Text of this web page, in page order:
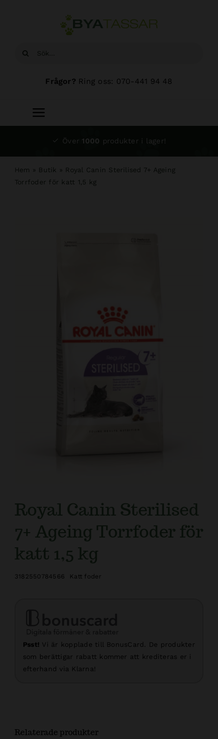
Sök
Frågor? Ring oss: 070-441 94 48
Toggle
Navigation
Hundsalong
Över 1000 produkter i lager!
Hem » Butik » Royal Canin Sterilised 7+ Ageing
Torrfoder för katt 1,5 kg
Royal Canin Sterilised
7+ Ageing Torrfoder för
katt 1,5 kg
3182550784566 Katt foder
Psst! Vi är kopplade till BonusCard. De produkter
som berättigar rabatt kommer att krediteras er i
efterhand via Klarna!
Relaterade produkter